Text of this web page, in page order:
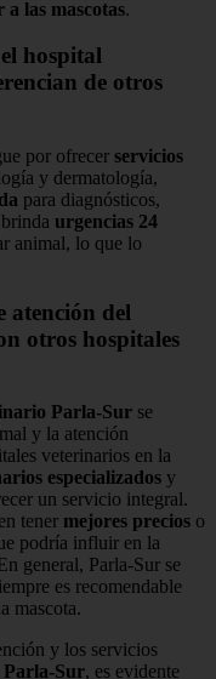
las mascotas.
hospital
de otros
por ofrecer servicios
y dermatología,
para diagnósticos,
urgencias 24
animal, lo que lo
atención del
otros hospitales
Parla-Sur se
y la atención
veterinarios en la
especializados y
un servicio integral.
tener mejores precios o
podría influir en la
general, Parla-Sur se
es recomendable
mascota.
y los servicios
Parla-Sur, es evidente